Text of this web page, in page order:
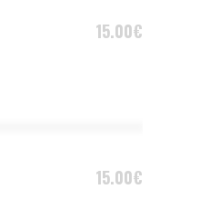
15.00€
15.00€